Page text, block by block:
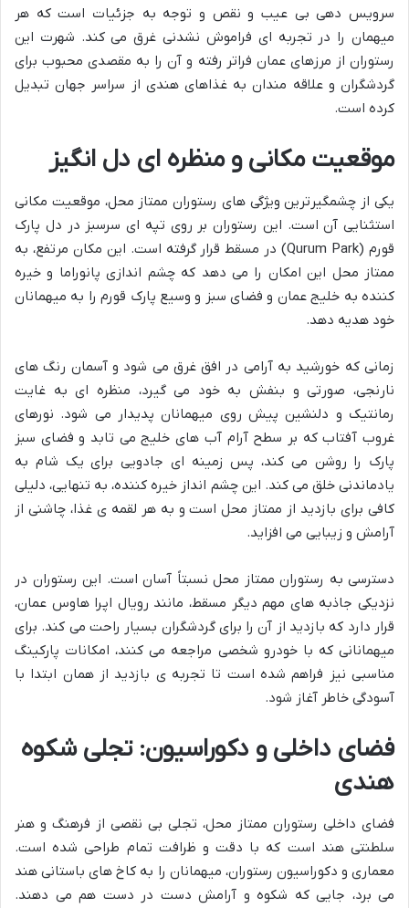
سرویس دهی بی عیب و نقص و توجه به جزئیات است که هر
میهمان را در تجربه ای فراموش نشدنی غرق می کند. شهرت این
رستوران از مرزهای عمان فراتر رفته و آن را به مقصدی محبوب برای
گردشگران و علاقه مندان به غذاهای هندی از سراسر جهان تبدیل
کرده است.
موقعیت مکانی و منظره ای دل انگیز
یکی از چشمگیرترین ویژگی های رستوران ممتاز محل، موقعیت مکانی
استثنایی آن است. این رستوران بر روی تپه ای سرسبز در دل پارک
قورم (Qurum Park) در مسقط قرار گرفته است. این مکان مرتفع، به
ممتاز محل این امکان را می دهد که چشم اندازی پانوراما و خیره
کننده به خلیج عمان و فضای سبز و وسیع پارک قورم را به میهمانان
خود هدیه دهد.
زمانی که خورشید به آرامی در افق غرق می شود و آسمان رنگ های
نارنجی، صورتی و بنفش به خود می گیرد، منظره ای به غایت
رمانتیک و دلنشین پیش روی میهمانان پدیدار می شود. نورهای
غروب آفتاب که بر سطح آرام آب های خلیج می تابد و فضای سبز
پارک را روشن می کند، پس زمینه ای جادویی برای یک شام به
یادماندنی خلق می کند. این چشم انداز خیره کننده، به تنهایی، دلیلی
کافی برای بازدید از ممتاز محل است و به هر لقمه ی غذا، چاشنی از
آرامش و زیبایی می افزاید.
دسترسی به رستوران ممتاز محل نسبتاً آسان است. این رستوران در
نزدیکی جاذبه های مهم دیگر مسقط، مانند رویال اپرا هاوس عمان،
قرار دارد که بازدید از آن را برای گردشگران بسیار راحت می کند. برای
میهمانانی که با خودرو شخصی مراجعه می کنند، امکانات پارکینگ
مناسبی نیز فراهم شده است تا تجربه ی بازدید از همان ابتدا با
آسودگی خاطر آغاز شود.
فضای داخلی و دکوراسیون: تجلی شکوه
هندی
فضای داخلی رستوران ممتاز محل، تجلی بی نقصی از فرهنگ و هنر
سلطنتی هند است که با دقت و ظرافت تمام طراحی شده است.
معماری و دکوراسیون رستوران، میهمانان را به کاخ های باستانی هند
می برد، جایی که شکوه و آرامش دست در دست هم می دهند.